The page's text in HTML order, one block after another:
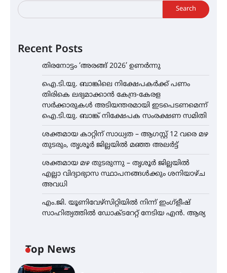
Search
Recent Posts
തിരനോട്ടം ‘അരങ്ങ് 2026’ ഉണർന്നു
ഐ.ടി.യു. ബാങ്കിലെ നിക്ഷേപകർക്ക് പണം
തിരികെ ലഭ്യമാക്കാൻ കേന്ദ്ര-കേരള
സർക്കാരുകൾ അടിയന്തരമായി ഇടപെടണമെന്ന്
ഐ.ടി.യു. ബാങ്ക് നിക്ഷേപക സംരക്ഷണ സമിതി
ശക്തമായ കാറ്റിന് സാധ്യത – ആഗസ്റ്റ് 12 വരെ മഴ
തുടരും, തൃശൂർ ജില്ലയിൽ മഞ്ഞ അലർട്ട്
ശക്തമായ മഴ തുടരുന്നു – തൃശൂർ ജില്ലയിൽ
എല്ലാ വിദ്യാഭ്യാസ സ്ഥാപനങ്ങൾക്കും ശനിയാഴ്ച
അവധി
എം.ജി. യൂണിവേഴ്‌സിറ്റിയിൽ നിന്ന് ഇംഗ്ളീഷ്
സാഹിത്യത്തിൽ ഡോക്ടറേറ്റ് നേടിയ എൻ. ആര്യ
Top News